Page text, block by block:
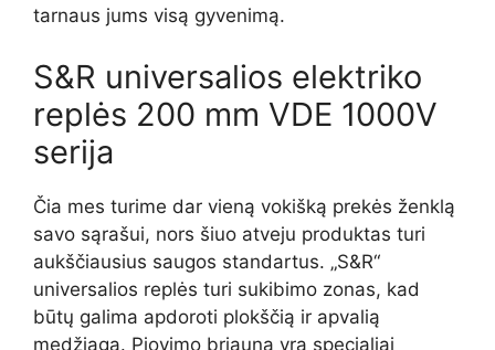
tarnaus jums visą gyvenimą.
S&R universalios elektriko
replės 200 mm VDE 1000V
serija
Čia mes turime dar vieną vokišką prekės ženklą
savo sąrašui, nors šiuo atveju produktas turi
aukščiausius saugos standartus. „S&R“
universalios replės turi sukibimo zonas, kad
būtų galima apdoroti plokščią ir apvalią
medžiagą. Pjovimo briauna yra specialiai